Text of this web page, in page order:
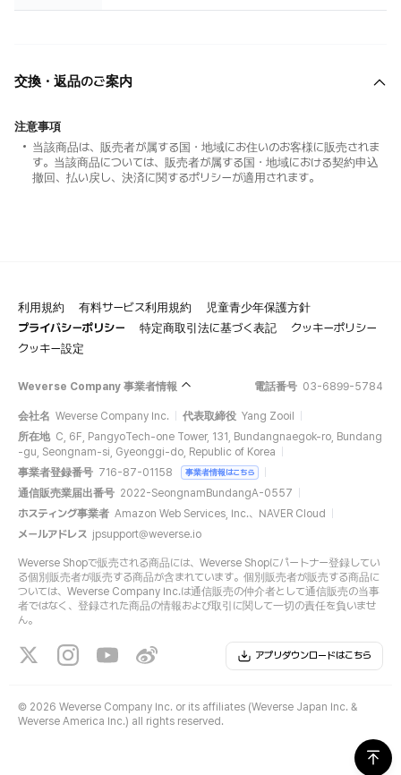
交換・返品のご案内
注意事項
当該商品は、販売者が属する国・地域にお住いのお客様に販売されま
す。当該商品については、販売者が属する国・地域における契約申込
撤回、払い戻し、決済に関するポリシーが適用されます。
利用規約 有料サービス利用規約
児童青少年保護方針
プライバシーポリシー
特定商取引法に基づく表記
クッキーポリシー
クッキー設定
Weverse Company 事業者情報 電話番号 03-6899-5784
会社名 Weverse Company Inc. 代表取締役 Yang Zooil
所在地 C, 6F, PangyoTech-one Tower, 131, Bundangnaegok-ro, Bundang
-gu, Seongnam-si, Gyeonggi-do, Republic of Korea
事業者登録番号 716-87-01158 事業者情報はこちら
通信販売業届出番号 2022-SeongnamBundangA-0557
ホスティング事業者 Amazon Web Services, Inc.、NAVER Cloud
メールアドレス jpsupport@weverse.io
Weverse Shopで販売される商品には、Weverse Shopにパートナー登録してい
る個別販売者が販売する商品が含まれています。個別販売者が販売する商品に
ついては、Weverse Company Inc.は通信販売の仲介者として通信販売の当事
者ではなく、登録された商品の情報および取引に関して一切の責任を負いませ
ん。
アプリダウンロードはこちら
© 2026 Weverse Company Inc. or its affiliates (Weverse Japan Inc. &
Weverse America Inc.) all rights reserved.